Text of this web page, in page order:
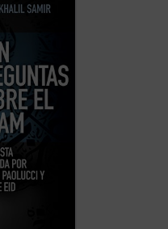
lugar
masiva,
la religión
lleno a